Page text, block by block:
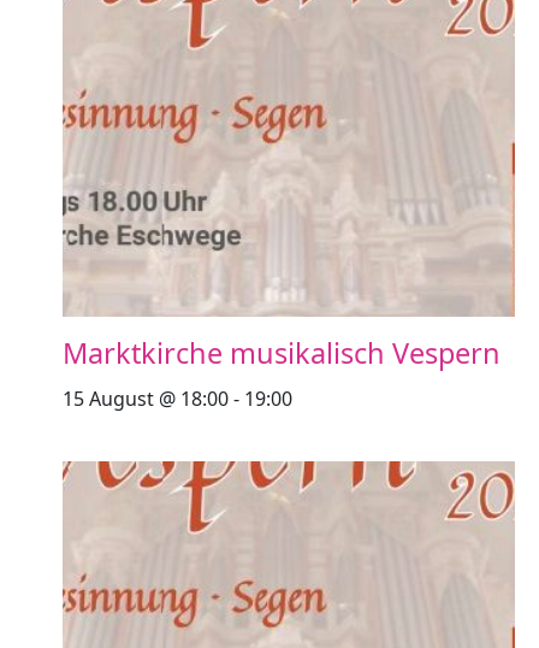
Marktkirche musikalisch Vespern
15 August @ 18:00- 19:00